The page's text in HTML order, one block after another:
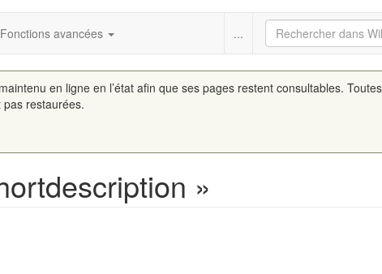
Fonctions avancées ...
en ligne en l’état afin que ses pages restent consultables.
restaurées.
»